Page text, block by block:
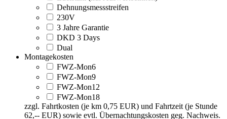
Dehnungsmessstreifen
230V
3 Jahre Garantie
DKD 3 Days
Dual
Montagekosten
FWZ-Mon6
FWZ-Mon9
FWZ-Mon12
FWZ-Mon18
zzgl. Fahrtkosten (je km 0,75 EUR) und Fahrtzeit (je Stunde
62,-- EUR) sowie evtl. Übernachtungskosten geg. Nachweis.